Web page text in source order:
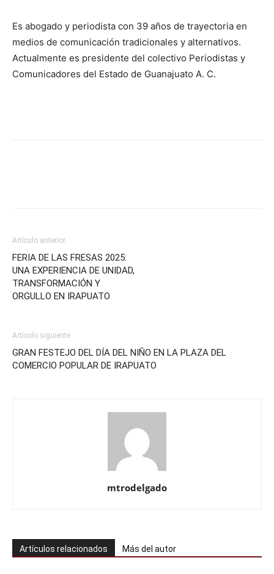
Es abogado y periodista con 39 años de trayectoria en
medios de comunicación tradicionales y alternativos.
Actualmente es presidente del colectivo Periodistas y
Comunicadores del Estado de Guanajuato A. C.
Artículo anterior
FERIA DE LAS FRESAS 2025:
UNA EXPERIENCIA DE UNIDAD,
TRANSFORMACIÓN Y
ORGULLO EN IRAPUATO
Artículo siguiente
GRAN FESTEJO DEL DÍA DEL NIÑO EN LA PLAZA DEL
COMERCIO POPULAR DE IRAPUATO
mtrodelgado
Artículos relacionados Más del autor